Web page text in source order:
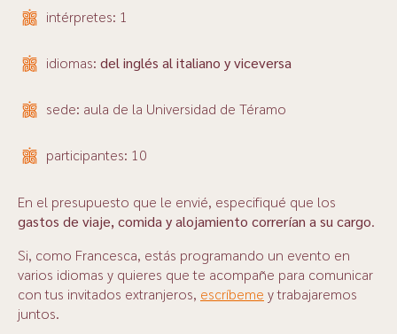
intérpretes: 1
idiomas: del inglés al italiano y viceversa
sede: aula de la Universidad de Téramo
participantes: 10
En el presupuesto que le envié, especifiqué que los
gastos de viaje, comida y alojamiento correrían a su cargo.
Si, como Francesca, estás programando un evento en
varios idiomas y quieres que te acompañe para comunicar
con tus invitados extranjeros, escríbeme y trabajaremos
juntos.